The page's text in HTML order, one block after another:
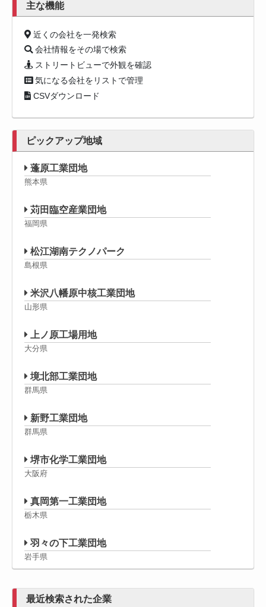
主な機能
近くの会社を一発検索
会社情報をその場で検索
ストリートビューで外観を確認
気になる会社をリストで管理
CSVダウンロード
ピックアップ地域
蓬原工業団地
熊本県
苅田臨空産業団地
福岡県
松江湖南テクノパーク
島根県
米沢八幡原中核工業団地
山形県
上ノ原工場用地
大分県
境北部工業団地
群馬県
新野工業団地
群馬県
堺市化学工業団地
大阪府
真岡第一工業団地
栃木県
羽々の下工業団地
岩手県
最近検索された企業